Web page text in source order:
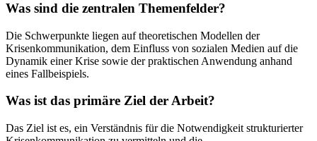
Was sind die zentralen Themenfelder?
Die Schwerpunkte liegen auf theoretischen Modellen der
Krisenkommunikation, dem Einfluss von sozialen Medien auf die
Dynamik einer Krise sowie der praktischen Anwendung anhand
eines Fallbeispiels.
Was ist das primäre Ziel der Arbeit?
Das Ziel ist es, ein Verständnis für die Notwendigkeit strukturierter